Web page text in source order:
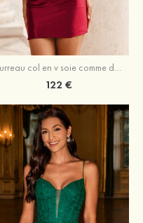
Fourreau col en v soie comme du satin courte/mini robe de fête de la rentrée avec paillettes
122 €